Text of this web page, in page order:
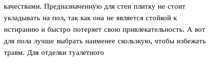
качествами. Предназначенную для стен плитку не стоит
укладывать на пол, так как она не является стойкой к
истиранию и быстро потеряет свою привлекательность. А вот
для пола лучше выбрать наименее скользкую, чтобы избежать
травм. Для отделки туалетного